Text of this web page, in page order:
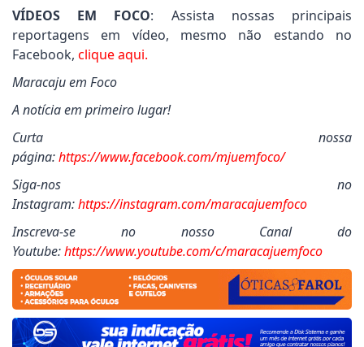
VÍDEOS EM FOCO: Assista nossas principais
reportagens em vídeo, mesmo não estando no
Facebook, clique aqui.
Maracaju em Foco
A notícia em primeiro lugar!
Curta nossa
página:https://www.facebook.com/mjuemfoco/
Siga-nos no
Instagram:https://instagram.com/maracajuemfoco
Inscreva-se no nosso Canal do
Youtube:https://www.youtube.com/c/maracajuemfoco